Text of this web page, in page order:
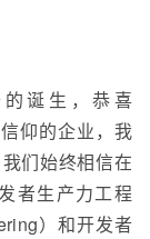
诞生，恭喜
仰的企业，我
们始终相信在
者生产力工程
）和开发者